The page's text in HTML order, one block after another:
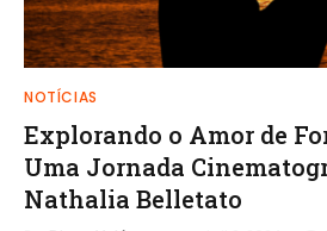
NOTÍCIAS
Explorando o Amor de
Uma Jornada
Nathalia Belletato